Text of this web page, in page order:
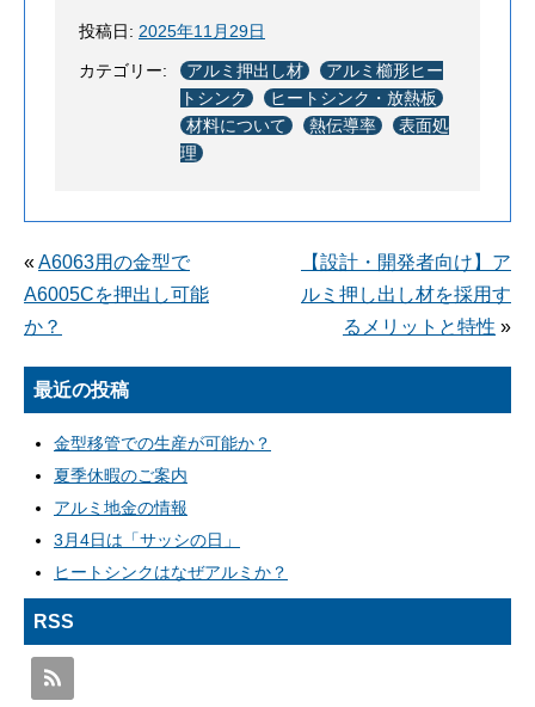
投稿日: 2025年11月29日
カテゴリー: アルミ押出し材
アルミ櫛形ヒー
トシンク
ヒートシンク・放熱板
材料について
熱伝導率
表面処
理
«A6063用の金型で
A6005Cを押出し可能
か？
【設計・開発者向け】ア
ルミ押し出し材を採用す
るメリットと特性 »
最近の投稿
金型移管での生産が可能か？
夏季休暇のご案内
アルミ地金の情報
3月4日は「サッシの日」
ヒートシンクはなぜアルミか？
RSS